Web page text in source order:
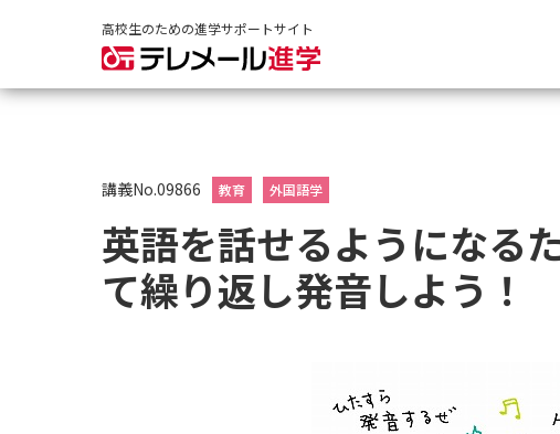
高校生のための進学サポートサイト
講義No.09866 教育 外国語学
英語を話せるようになる
て繰り返し発音しよう！